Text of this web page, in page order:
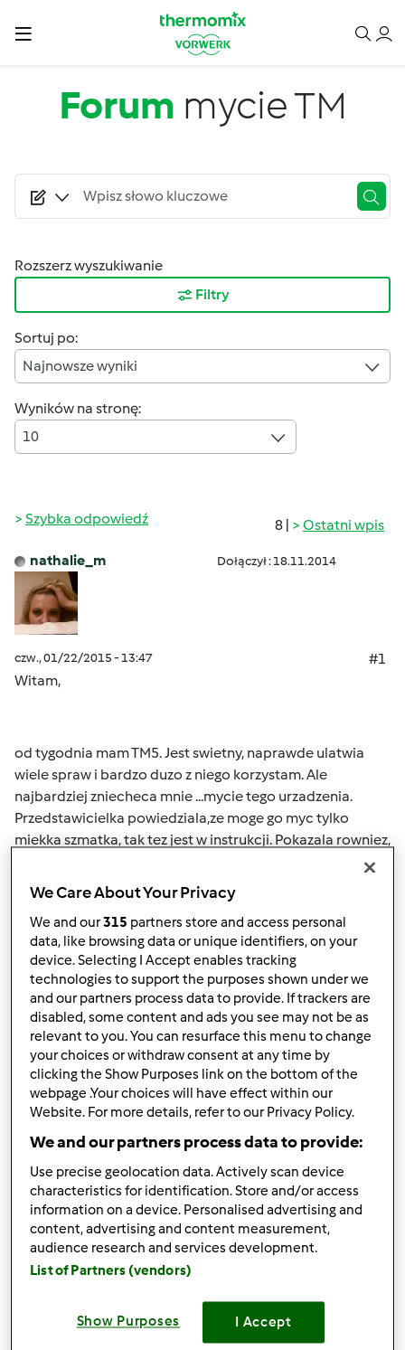
Forum mycie TM
Rozszerz wyszukiwanie
Filtry
Sortuj po:
Najnowsze wyniki
Wyników na stronę:
10
8 | Ostatni wpis
Szybka odpowiedź
nathalie_m Dołączył : 18.11.2014
czw., 01/22/2015 - 13:47
#1
Witam,
od tygodnia mam TM5. Jest swietny, naprawde ulatwia
wiele spraw i bardzo duzo z niego korzystam. Ale
najbardziej zniecheca mnie ...mycie tego urzadzenia.
Przedstawicielka powiedziala,ze moge go myc tylko
miekka szmatka, tak tez jest w instrukcji. Pokazala rowniez,
ze mozna wlac wode do naczynia, wlaczac obroty turbo,
badz wsteczne i urzadzenie sie samo wymyje. mozna je tez
myc w zmywarce, ale jak to zmywarka, troche niszczy w
perspektywie czasu.
Robilam zupe z soczewicy i marchewki, urzadzenie sie
troche pofarbowalo i nadal zupa pachnie, choc zapach
nie przechodzi na inne potrawy - przyuszczam,ze zmyje
sie w trakcie, zarowno przebarwienie jak i zapach. Jednak
same plukanie urzadzenia woda i plynem, czesto nie daje
rezultatu, np. po budyniu jaglanym lub ciescie
chlebowym... rozkrecam wtedy wszystko i myje szmatka..
Ale trudno sie domywa.. Czytalam rozna watki na forum,
ale moze macie jeszcze jakies sprawdzone patenty na
(owsianka, ciasto itp.)?
Rozkrecacie naczynie czesto? bo tez si eobawiam, ze w
koncu sie rozluzni ta podkladka od dzbanka... no i czy
rzeczywiscie uzywacie tylko miekkiej sciereczki?
Góra strony
We Care About Your Privacy
We and our315 partners store and access personal
data, like browsing data or unique identifiers, on your
device. Selecting I Accept enables tracking
technologies to support the purposes shown under we
and our partners process data to provide. If trackers are
disabled, some content and ads you see may not be as
relevant to you. You can resurface this menu to change
your choices or withdraw consent at any time by
clicking the Show Purposes link on the bottom of the
webpage .Your choices will have effect within our
Website. For more details, refer to our Privacy Policy.
We and our partners process data to provide:
Use precise geolocation data. Actively scan device
characteristics for identification. Store and/or access
information on a device. Personalised advertising and
content, advertising and content measurement,
audience research and services development.
List of Partners (vendors)
Show Purposes I Accept